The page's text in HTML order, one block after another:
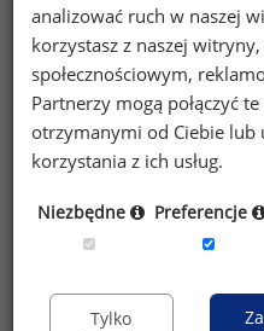
Benefity na
(
analizować ruch w naszej
korzystasz z naszej
społecznościowym,
Partnerzy mogą połączyć
otrzymanymi od Ciebie lub
korzystania z ich usług.
Niezbędne Preferencje
Tylko